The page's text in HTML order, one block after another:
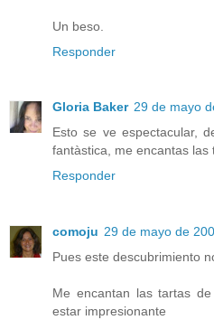
Un beso.
Responder
Gloria Baker 29 de mayo
Esto se ve espectacular,
fantàstica, me encantas
Responder
comoju 29 de mayo de
Pues este descubrimiento
Me encantan las tartas
estar impresionante